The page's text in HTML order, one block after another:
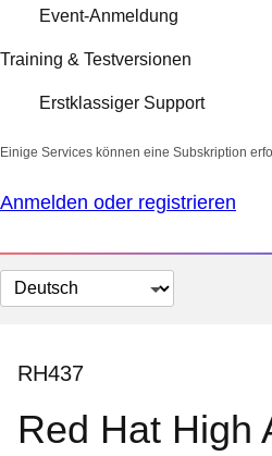
Event-Anmeldung
Training & Testversionen
Erstklassiger Support
Einige Services können eine Subskription
Anmelden oder registrieren
Sprache
auswählen
RH437
Red Hat High